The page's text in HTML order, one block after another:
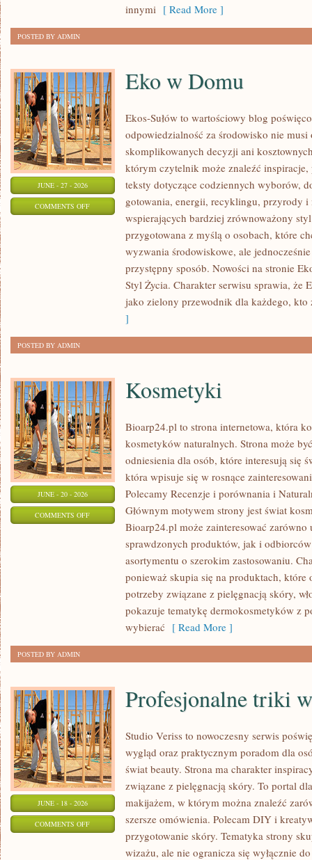
innymi [ Read More ]
POSTED BY ADMIN
JUNE - 27 - 2026
COMMENTS OFFON
Eko w Domu
Ekos-Sułów to wartościowy blog
odpowiedzialność za środowisko nie
skomplikowanych decyzji ani
którym czytelnik może znaleźć inspiracje,
teksty dotyczące codziennych wyborów,
gotowania, energii, recyklingu, przyrody i
wspierających bardziej zrównoważony styl
przygotowana z myślą o osobach, które
wyzwania środowiskowe, ale
przystępny sposób. Nowości na stronie
Styl Życia. Charakter serwisu sprawia, że
jako zielony przewodnik dla każdego, kto
]
POSTED BY ADMIN
JUNE - 20 - 2026
COMMENTS OFFON
KOSMETYKI
Kosmetyki
Bioarp24.pl to strona internetowa, która
kosmetyków naturalnych. Strona może
odniesienia dla osób, które interesują się
która wpisuje się w rosnące
Polecamy Recenzje i porównania i
Głównym motywem strony jest świat
Bioarp24.pl może zainteresować
sprawdzonych produktów, jak i
asortymentu o szerokim zastosowaniu.
ponieważ skupia się na produktach, które
potrzeby związane z pielęgnacją skóry,
pokazuje tematykę dermokosmetyków z
wybierać [ Read More ]
POSTED BY ADMIN
JUNE - 18 - 2026
COMMENTS OFFON
PROFESJONALNE
Profesjonalne triki
Studio Veriss to nowoczesny serwis
wygląd oraz praktycznym poradom dla
świat beauty. Strona ma charakter
związane z pielęgnacją skóry. To portal
makijażem, w którym można znaleźć
szersze omówienia. Polecam DIY i
przygotowanie skóry. Tematyka strony
wizażu, ale nie ogranicza się wyłącznie